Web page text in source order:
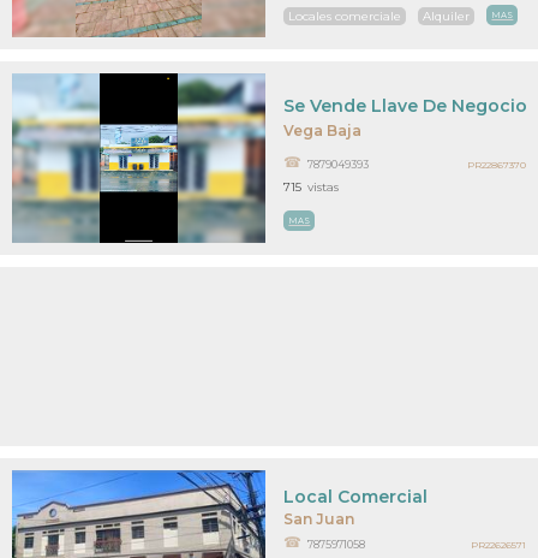
Locales comerciale Alquiler MAS
Vega Baja
Se Vende Llave De Negocio
7879049393
MAS
715 vistas
PR22867370
San Juan
Local Comercial
7875971058 PR22626571